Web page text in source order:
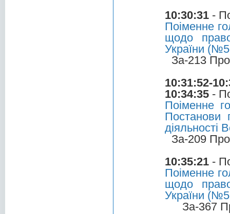
10:30:31 -
Поіменне
щодо
України
За-213
10:31:52-
10:34:35 -
Поіменне
Постанови
діяльності
За-209
10:35:21 -
Поіменне
щодо
України
За-367